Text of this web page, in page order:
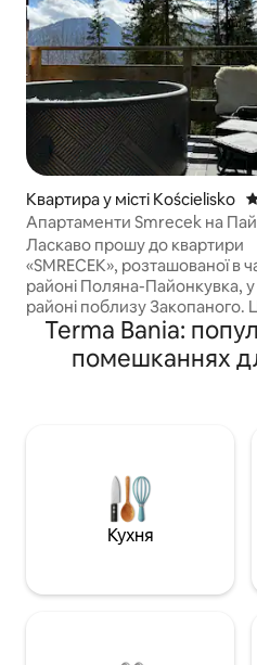
Квартира у місті Kościelisko
Апартаменти Smrecek на
Преміум клас
Ласкаво прошу до квартири
«SMRECEK», розташованої в
районі Поляна-Пайонкувка,
районі поблизу Закопаного. Це
помешкання поєднує в собі
красу гір. З апартаментів
приголомшливий краєвид на
перебування впродовж
SMRECEK – ідеальний вибір
романтичного відпочинку або
спокійного перебування.
Terma Bania:
помешканнях
Кухня